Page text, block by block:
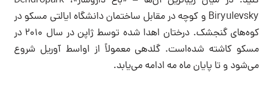
Biryulevsky و کوچه در مقابل ساختمان دانشگاه ایالتی مسکو در
کوه‌های گنجشک. درختان اهدا شده توسط ژاپن در سال ۲۰۱۰ در
مسکو کاشته شده‌است. گلدهی معمولاً از اواسط آوریل شروع
می‌شود و تا پایان ماه مه ادامه می‌یابد.